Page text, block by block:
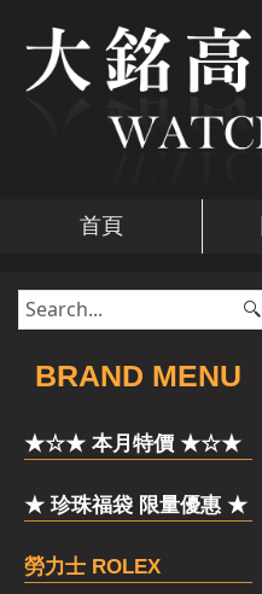
首頁
​BRAND MENU
★☆★ 本月特價 ★☆★
★ 珍珠福袋 限量優惠 ★
勞力士 ROLEX